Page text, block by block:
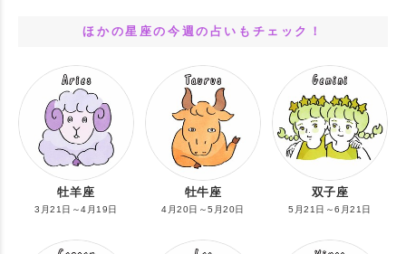
ほかの星座の今週の占いもチェック！
牡羊座
3月21日～4月19日
牡牛座
4月20日～5月20日
双子座
5月21日～6月21日